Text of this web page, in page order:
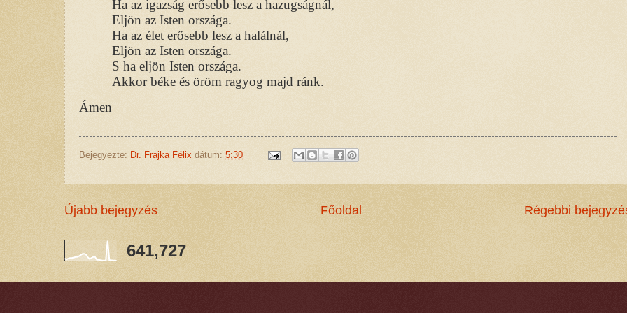
Ha az igazság erősebb lesz a hazugságnál,
Eljön az Isten országa.
Ha az élet erősebb lesz a halálnál,
Eljön az Isten országa.
S ha eljön Isten országa.
Akkor béke és öröm ragyog majd ránk.
Ámen
Bejegyezte: Dr. Frajka Félix dátum: 5:30
Újabb bejegyzés Régebbi
Főoldal
641,727